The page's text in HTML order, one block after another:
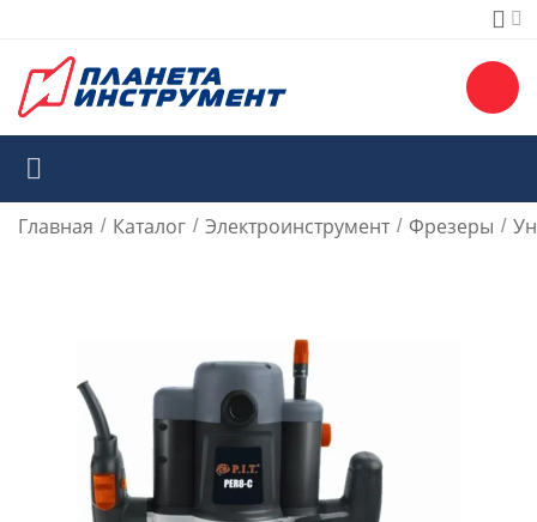
Главная / Каталог / Электроинструмент / Фрезеры /